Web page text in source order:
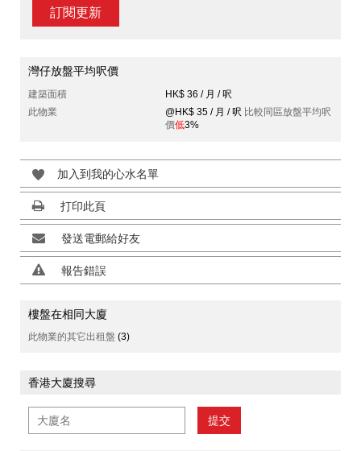
訂閱更新
灣仔放盤平均呎價
建築面積
HK$ 36 / 月 / 呎
此物業
@HK$ 35 / 月 / 呎 比較同區放盤平均呎
價低3%
加入到我的心水名單
打印此頁
發送電郵給好友
報告錯誤
樓盤在相同大廈
此物業的其它出租盤 (3)
香港大廈搜尋
提交